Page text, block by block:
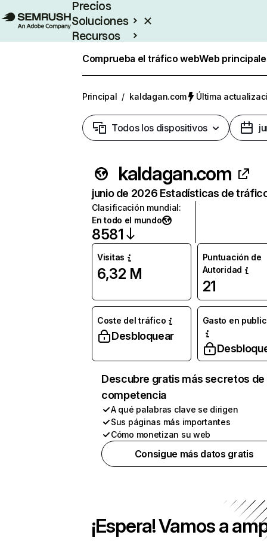
Precios
Soluciones
Recursos
Comprueba el tráfico webWeb
Principal / kaldagan.com Última
Todos los dispositivos
kaldagan.com
junio de 2026 Estadísticas de
Clasificación mundial:
En todo el mundo
8581
Visitas
6,32 M
Puntuación de
Autoridad
21
Coste del tráfico
Desbloquear
Gasto en
Descubre gratis más secretos de
competencia
A qué palabras clave se dirigen
Sus páginas más importantes
Cómo monetizan su web
Consigue más datos gratis
¡Espera! Vamos a